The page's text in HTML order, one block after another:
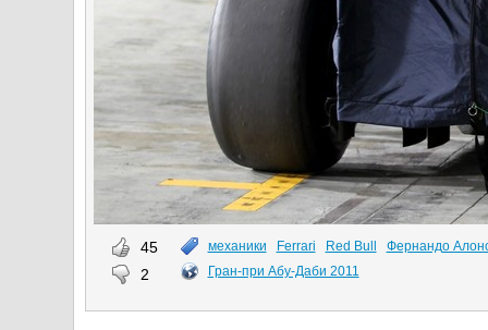
45
2
механики Ferrari Red Bull
Фернандо
Гран-при Абу-Даби 2011